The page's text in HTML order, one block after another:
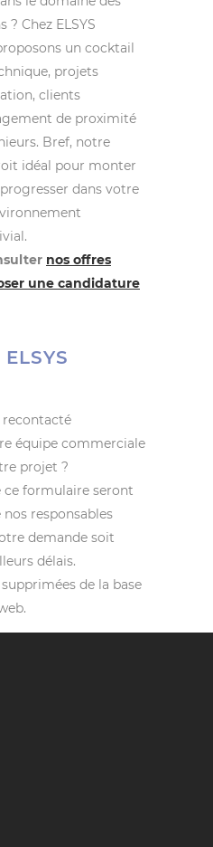
Chez ELSYS
un cocktail
projets
clients
de proximité
Bref, notre
idéal pour monter
dans votre
nos offres
une candidature
recontacté
équipe commerciale
projet ?
ce formulaire seront
nos responsables
demande soit
délais.
de la base